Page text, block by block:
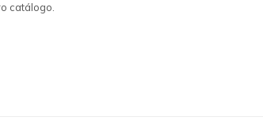
catálogo.